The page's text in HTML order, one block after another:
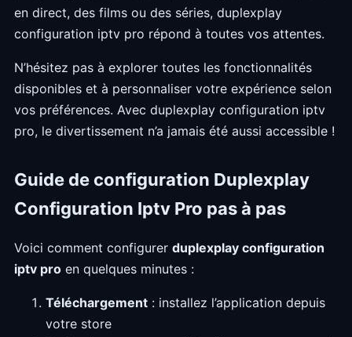
en direct, des films ou des séries, duplexplay
configuration iptv pro répond à toutes vos attentes.
N’hésitez pas à explorer toutes les fonctionnalités
disponibles et à personnaliser votre expérience selon
vos préférences. Avec duplexplay configuration iptv
pro, le divertissement n’a jamais été aussi accessible !
Guide de configuration Duplexplay
Configuration Iptv Pro pas à pas
Voici comment configurer duplexplay configuration
iptv pro en quelques minutes :
Téléchargement : installez l’application depuis
votre store